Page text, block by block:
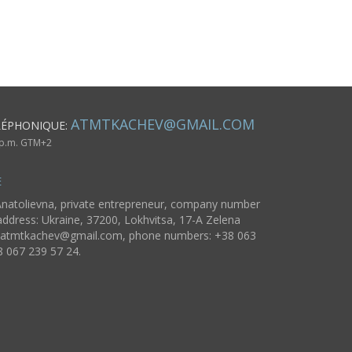
ATMTKACHEV@GMAIL.COM
GTM+2
private entrepreneur, company number
Ukraine, 37200, Lokhvitsa, 17-A Zelena
atmtkachev@gmail.com, phone numbers: +38 063
067 239 57 24.